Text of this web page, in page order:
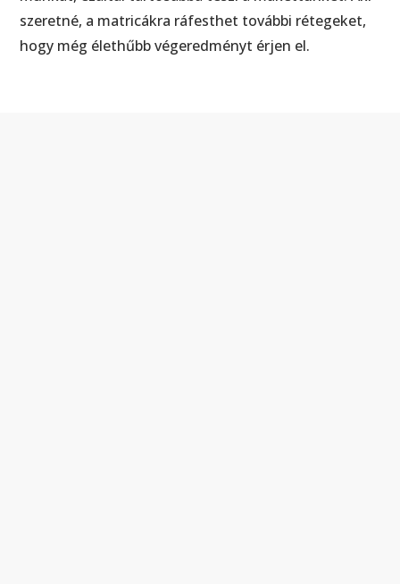
szeretné, a matricákra ráfesthet további rétegeket,
hogy még élethűbb végeredményt érjen el.